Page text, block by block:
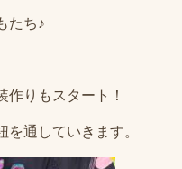
たち♪
りもスタート！
通していきます。